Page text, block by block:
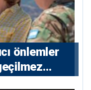
önlemler